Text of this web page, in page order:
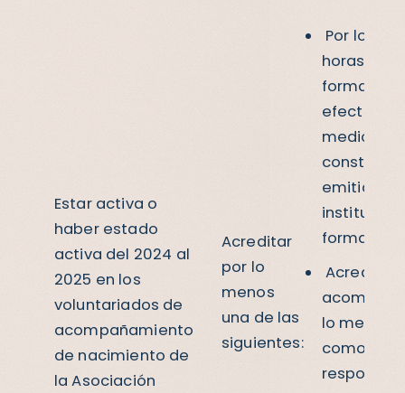
Estar activa o
haber estado
activa del 2024 al
2025 en los
voluntariados de
acompañamiento
de nacimiento de
la Asociación
Acreditar
por lo
menos
una de las
siguientes:
Por lo
horas de
formación
efectiva
medio de
emitida
institución
Acreditar
lo menos
como